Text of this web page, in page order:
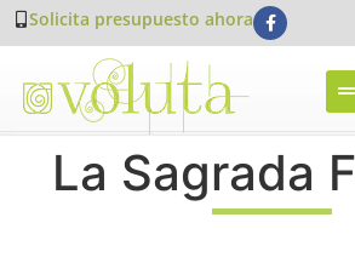
Solicita presupuesto ahora
La Sagrada